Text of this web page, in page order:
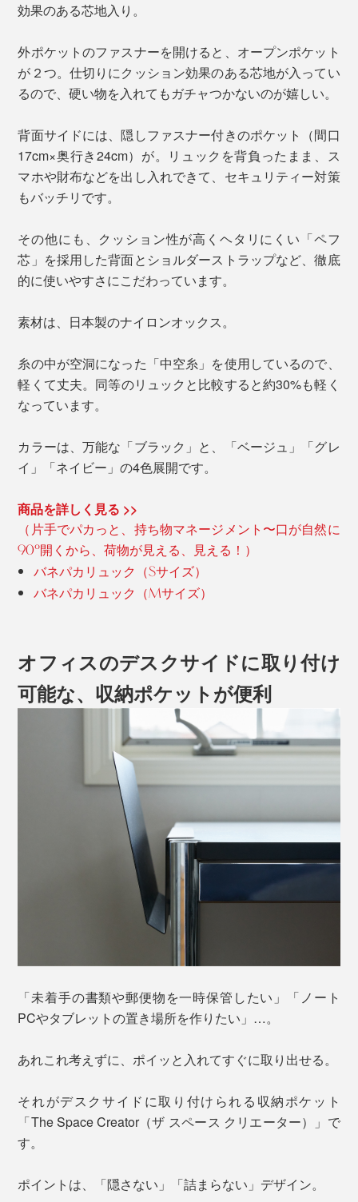
効果のある芯地入り。
外ポケットのファスナーを開けると、オープンポケット
が２つ。仕切りにクッション効果のある芯地が入ってい
るので、硬い物を入れてもガチャつかないのが嬉しい。
背面サイドには、隠しファスナー付きのポケット（間口
17cm×奥行き24cm）が。リュックを背負ったまま、ス
マホや財布などを出し入れできて、セキュリティー対策
もバッチリです。
その他にも、クッション性が高くヘタリにくい「ペフ
芯」を採用した背面とショルダーストラップなど、徹底
的に使いやすさにこだわっています。
素材は、日本製のナイロンオックス。
糸の中が空洞になった「中空糸」を使用しているので、
軽くて丈夫。同等のリュックと比較すると約30%も軽く
なっています。
カラーは、万能な「ブラック」と、「ベージュ」「グレ
イ」「ネイビー」の4色展開です。
商品を詳しく見る >>
（片手でパカっと、持ち物マネージメント〜口が自然に
90°開くから、荷物が見える、見える！）
バネパカリュック（Sサイズ）
バネパカリュック（Mサイズ）
オフィスのデスクサイドに取り付け
可能な、収納ポケットが便利
「未着手の書類や郵便物を一時保管したい」「ノート
PCやタブレットの置き場所を作りたい」…。
あれこれ考えずに、ポイッと入れてすぐに取り出せる。
それがデスクサイドに取り付けられる収納ポケット
「The Space Creator（ザ スペース クリエーター）」で
す。
ポイントは、「隠さない」「詰まらない」デザイン。